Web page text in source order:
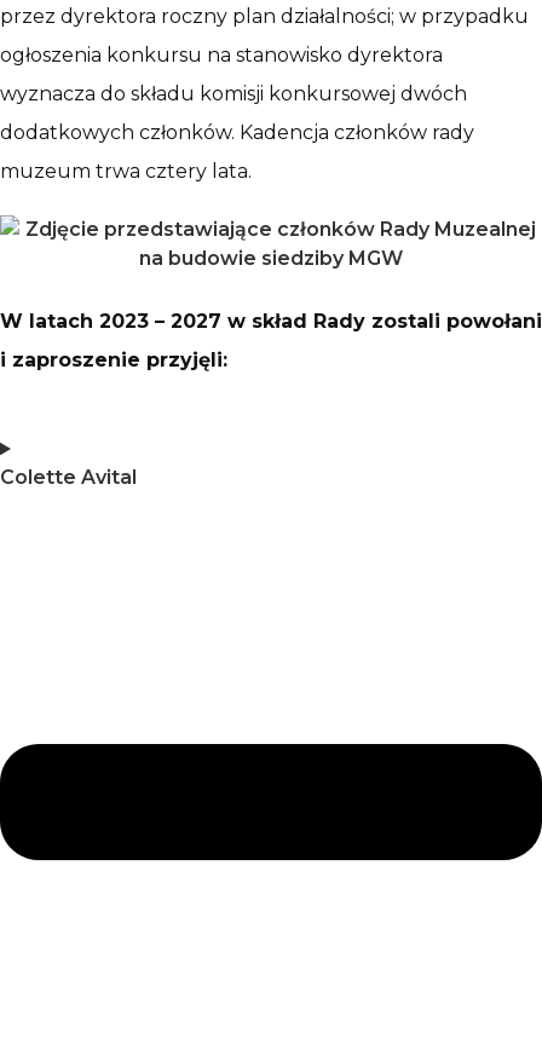
przez dyrektora roczny plan działalności; w przypadku
ogłoszenia konkursu na stanowisko dyrektora
wyznacza do składu komisji konkursowej dwóch
dodatkowych członków. Kadencja członków rady
muzeum trwa cztery lata.
W latach 2023 – 2027 w skład Rady zostali powołani
i zaproszenie przyjęli:
Colette Avital